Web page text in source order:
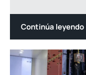
Continúa leyendo